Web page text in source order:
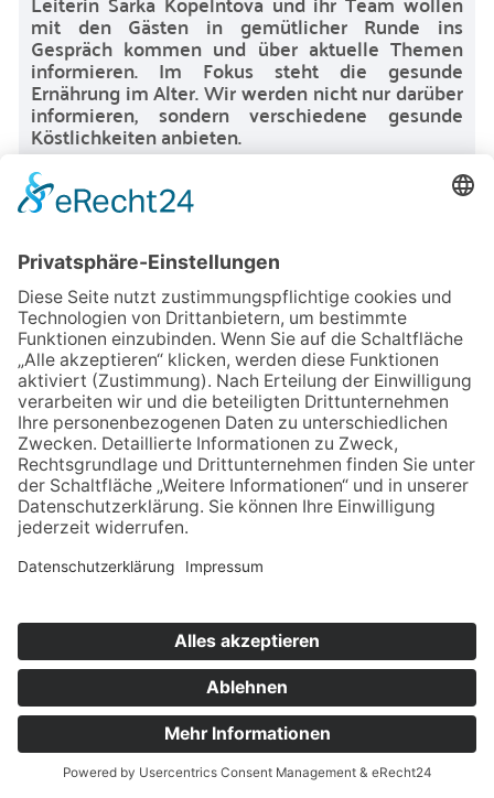
mit den Gästen in gemütlicher Runde ins
Gespräch kommen und über aktuelle Themen
informieren. Im Fokus steht die gesunde
Ernährung im Alter. Wir werden nicht nur darüber
informieren, sondern verschiedene gesunde
Köstlichkeiten anbieten.
Austausch
Beratung
Pflegekaffee-
Gesprächsrunde für
pflegende Angehörige
Von03.06.2026 15:00bis03.06.2026 16:30
Ort:Quartiershaus Ringelberg, Walter-Gropius-
Straße 45, 99085 ErfurtSchlagworte:2026
Offene Gesprächsrunde, Erfahrungsaustausch
über die Belastungen im Pflegealltag, die
Schwierigkeiten im Umgang mit den Behörden
und Pflegekassen - Vernetzung, Ermutigung,
Betreuungsangebot der zu Pflegenden in dieser
Zeit
Austausch,
Informationsveranstaltung
Stammtisch für
Jetzt Spenden!